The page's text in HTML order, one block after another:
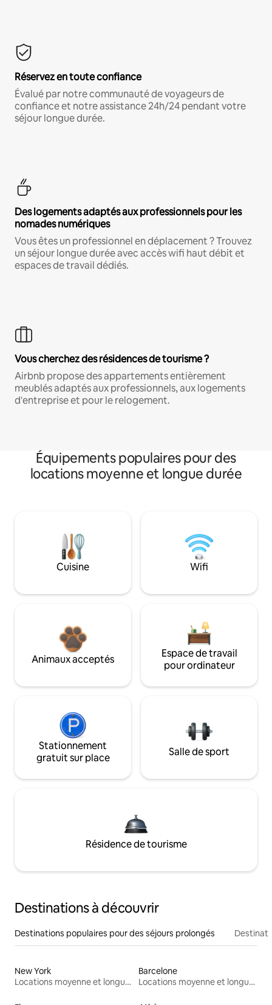
Réservez en toute confiance
Évalué par notre communauté de voyageurs de
confiance et notre assistance 24h/24 pendant votre
séjour longue durée.
Des logements adaptés aux professionnels pour les
nomades numériques
Vous êtes un professionnel en déplacement ? Trouvez
un séjour longue durée avec accès wifi haut débit et
espaces de travail dédiés.
Vous cherchez des résidences de tourisme ?
Airbnb propose des appartements entièrement
meublés adaptés aux professionnels, aux logements
d'entreprise et pour le relogement.
Équipements populaires pour des
locations moyenne et longue durée
Cuisine Wifi
Animaux acceptés
Espace de travail
pour ordinateur
Stationnement
gratuit sur place
Salle de sport
Résidence de tourisme
Destinations à découvrir
Destinations populaires pour des séjours prolongés
New York
Locations moyenne et longue durée
Barcelone
Locations moyenne et longue durée